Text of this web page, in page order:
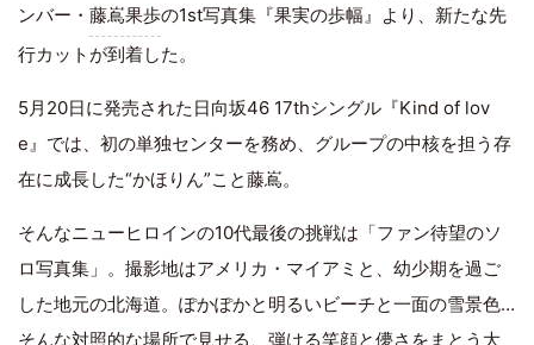
ンバー・ 藤嶌果歩の1st写真集『果実の歩幅』より、新たな先
行カットが到着した。
5月20日に発売された日向坂46 17thシングル『Kind of lov
e』では、初の単独センターを務め、グループの中核を担う存
在に成長した“かほりん”こと藤嶌。
そんなニューヒロインの10代最後の挑戦は「ファン待望のソ
ロ写真集」。撮影地はアメリカ・マイアミと、幼少期を過ご
した地元の北海道。ぽかぽかと明るいビーチと一面の雪景色…
そんな対照的な場所で見せる、弾ける笑顔と儚さをまとう大